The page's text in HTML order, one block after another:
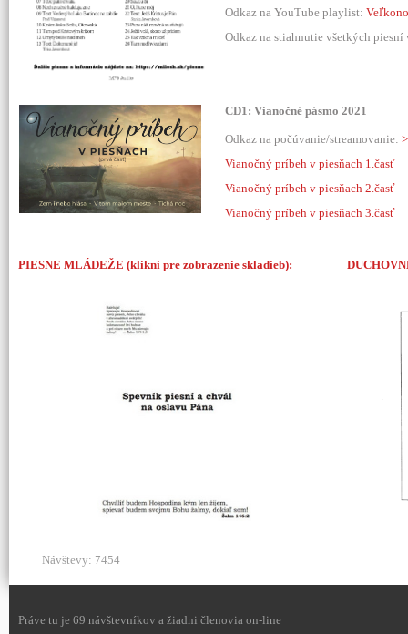
Odkaz na YouTube playlist:
Odkaz na stiahnutie všetkých
CD1: Vianočné pásmo 2021
Odkaz na počúvanie/streamovanie:
Vianočný príbeh v piesňach 1.časť
Vianočný príbeh v piesňach 2.časť
Vianočný príbeh v piesňach 3.časť
PIESNE MLÁDEŽE (klikni pre zobrazenie skladieb):
Návštevy: 7454
Práve tu je 69 návštevníkov a žiadni členovia on-line